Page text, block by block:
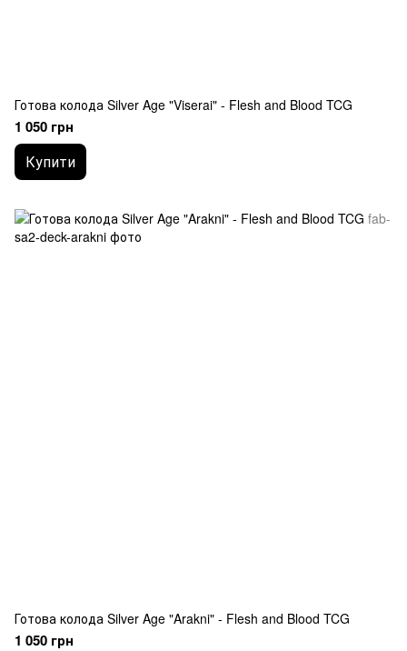
Готова колода Silver Age "Viserai" - Flesh and Blood TCG
1 050 грн
Купити
Готова колода Silver Age "Arakni" - Flesh and Blood TCG
1 050 грн